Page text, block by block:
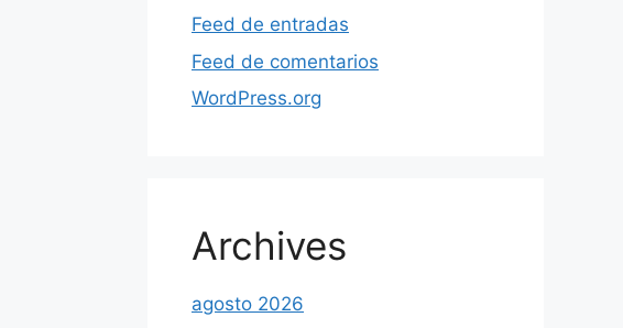
Feed de entradas
Feed de comentarios
WordPress.org
Archives
agosto 2026